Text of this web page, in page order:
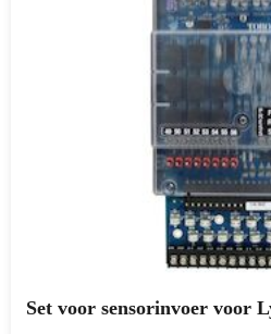
Set voor sensorinvoer voor